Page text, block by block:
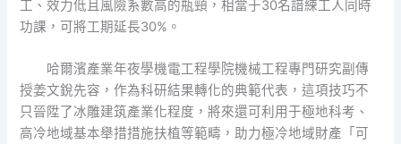
工、效力低且風險系數高的瓶頸，相當于30名諳練工人同時
功課，可將工期延長30%。
哈爾濱產業年夜學機電工程學院機械工程專門研究副傳
授姜文銳先容，作為科研結果轉化的典範代表，這項技巧不
只晉陞了冰雕建筑產業化程度，將來還可利用于極地科考、
高冷地域基本舉措措施扶植等範疇，助力極冷地域財產「可